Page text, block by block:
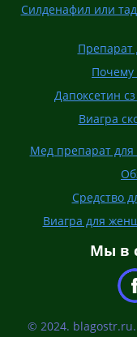
Силденафил или
Препарат
Почему
Дапоксетин
Виагра
Мед препарат для
Средство
Виагра для
Мы в
© 2024.